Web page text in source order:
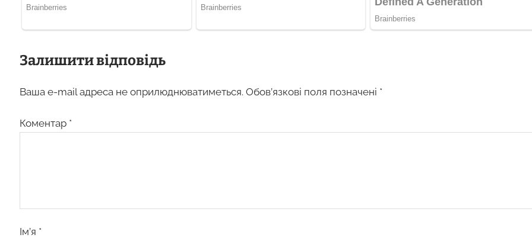
Залишити відповідь
Ваша e-mail адреса не оприлюднюватиметься. Обов’язкові поля позначені *
Коментар *
Ім’я *